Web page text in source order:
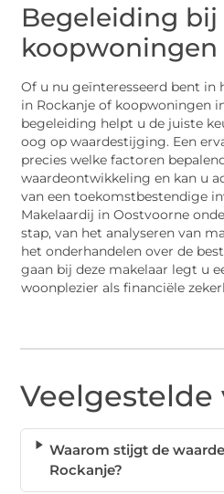
Begeleiding bij
koopwoningen
Of u nu geïnteresseerd bent in
in Rockanje of koopwoningen
begeleiding helpt u de juiste
oog op waardestijging. Een
precies welke factoren
waardeontwikkeling en kan u
van een toekomstbestendige
Makelaardij in Oostvoorne
stap, van het analyseren van
het onderhandelen over de
gaan bij deze makelaar legt u
woonplezier als financiële
Veelgestelde
Waarom stijgt de
Rockanje?